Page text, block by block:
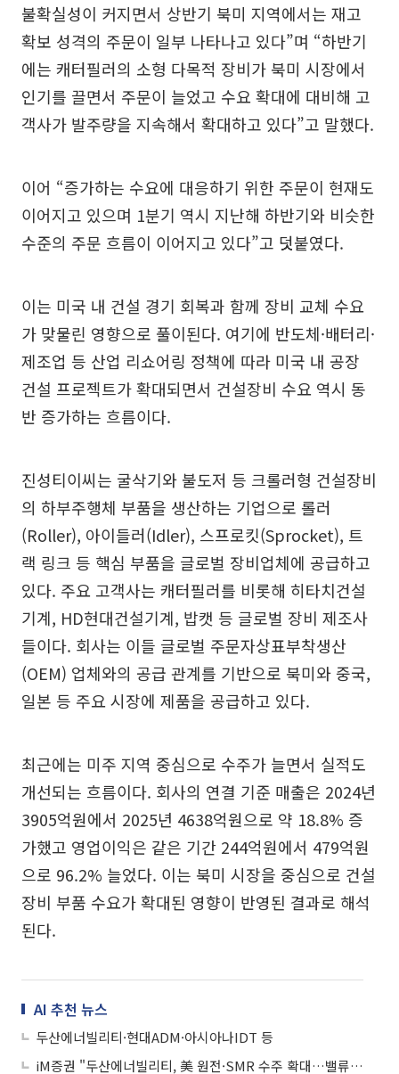
불확실성이 커지면서 상반기 북미 지역에서는 재고
확보 성격의 주문이 일부 나타나고 있다”며 “하반기
에는 캐터필러의 소형 다목적 장비가 북미 시장에서
인기를 끌면서 주문이 늘었고 수요 확대에 대비해 고
객사가 발주량을 지속해서 확대하고 있다”고 말했다.
이어 “증가하는 수요에 대응하기 위한 주문이 현재도
이어지고 있으며 1분기 역시 지난해 하반기와 비슷한
수준의 주문 흐름이 이어지고 있다”고 덧붙였다.
이는 미국 내 건설 경기 회복과 함께 장비 교체 수요
가 맞물린 영향으로 풀이된다. 여기에 반도체·배터리·
제조업 등 산업 리쇼어링 정책에 따라 미국 내 공장
건설 프로젝트가 확대되면서 건설장비 수요 역시 동
반 증가하는 흐름이다.
진성티이씨는 굴삭기와 불도저 등 크롤러형 건설장비
의 하부주행체 부품을 생산하는 기업으로 롤러
(Roller), 아이들러(Idler), 스프로킷(Sprocket), 트
랙 링크 등 핵심 부품을 글로벌 장비업체에 공급하고
있다. 주요 고객사는 캐터필러를 비롯해 히타치건설
기계, HD현대건설기계, 밥캣 등 글로벌 장비 제조사
들이다. 회사는 이들 글로벌 주문자상표부착생산
(OEM) 업체와의 공급 관계를 기반으로 북미와 중국,
일본 등 주요 시장에 제품을 공급하고 있다.
최근에는 미주 지역 중심으로 수주가 늘면서 실적도
개선되는 흐름이다. 회사의 연결 기준 매출은 2024년
3905억원에서 2025년 4638억원으로 약 18.8% 증
가했고 영업이익은 같은 기간 244억원에서 479억원
으로 96.2% 늘었다. 이는 북미 시장을 중심으로 건설
장비 부품 수요가 확대된 영향이 반영된 결과로 해석
된다.
AI 추천 뉴스
두산에너빌리티·현대ADM·아시아나IDT 등
iM증권 "두산에너빌리티, 美 원전·SMR 수주 확대…밸류업 국면"